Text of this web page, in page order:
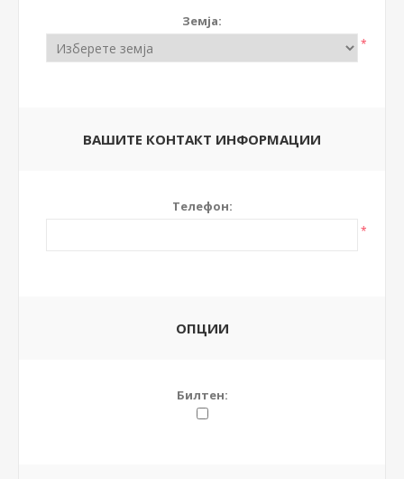
Земја:
*
ВАШИТЕ КОНТАКТ ИНФОРМАЦИИ
Телефон:
*
ОПЦИИ
Билтен: